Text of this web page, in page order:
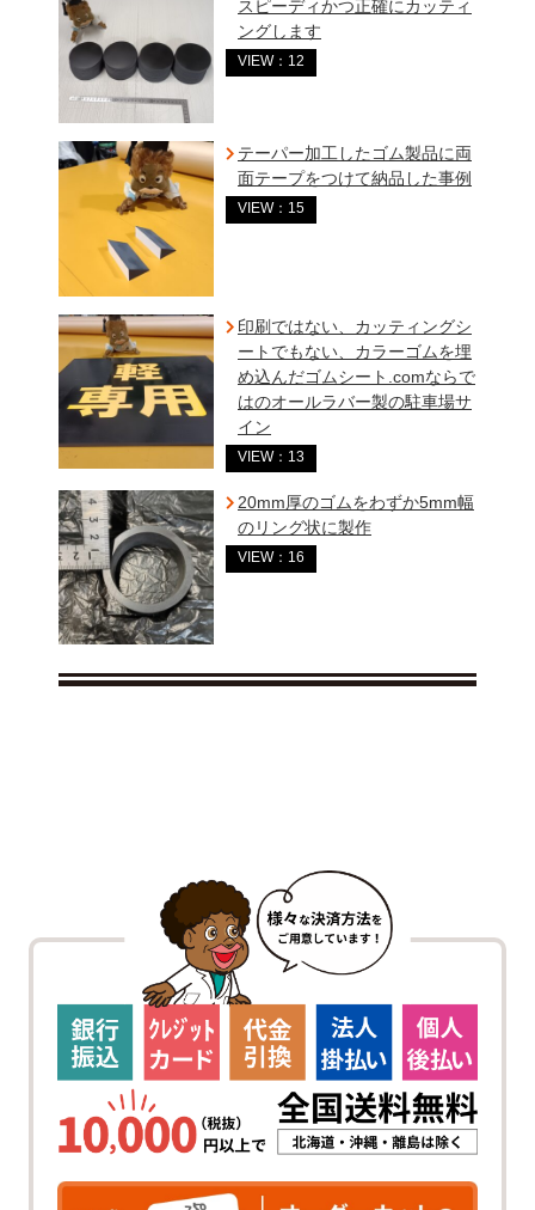
スピーディかつ正確にカッティ
ングします
VIEW：12
テーパー加工したゴム製品に両
面テープをつけて納品した事例
VIEW：15
印刷ではない、カッティングシ
ートでもない、カラーゴムを埋
め込んだゴムシート.comならで
はのオールラバー製の駐車場サ
イン
VIEW：13
20mm厚のゴムをわずか5mm幅
のリング状に製作
VIEW：16